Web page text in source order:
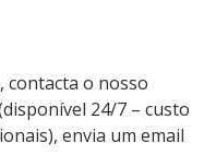
contacta o nosso
24/7 – custo
envia um email